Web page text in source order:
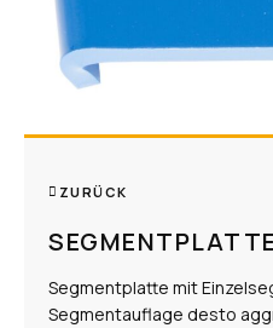
ZURÜCK
Segmentplatte mit
Segmentauflage desto